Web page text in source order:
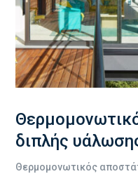
διπλής
Θερμομονωτικός